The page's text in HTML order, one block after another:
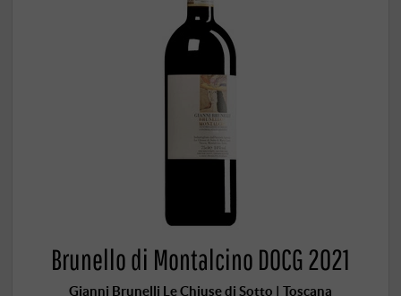
Brunello di Montalcino DOCG 2021
Gianni Brunelli Le Chiuse di Sotto | Toscana